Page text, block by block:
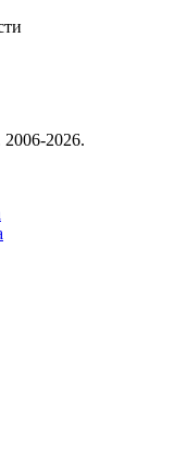
2026.